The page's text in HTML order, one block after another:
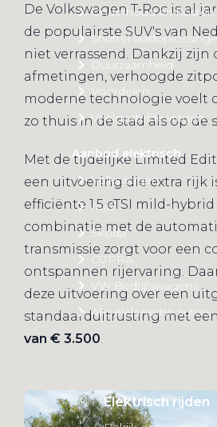
Onderhoud en kosten
Shuttel
Duurzaamheid
Voordelen
Veelgestelde vragen
Aanbod elektrisch
Volkswagen
Audi
Škoda
CUPRA
VW Bedrijfswagens
Alle elektrische auto's
Elektrisch rijden
De Volkswagen T-Roc is al
de populairste SUV's van
niet verrassend. Dankzij zijn
afmetingen, verhoogde
moderne technologie voelt
zo thuis in de stad als op de
Met de tijdelijke Limited
een uitvoering die extra rijk
efficiënte 1.5 eTSI mild-
combinatie met de
transmissie zorgt voor een
ontspannen rijervaring.
deze uitvoering over een
standaarduitrusting met een
van € 3.500